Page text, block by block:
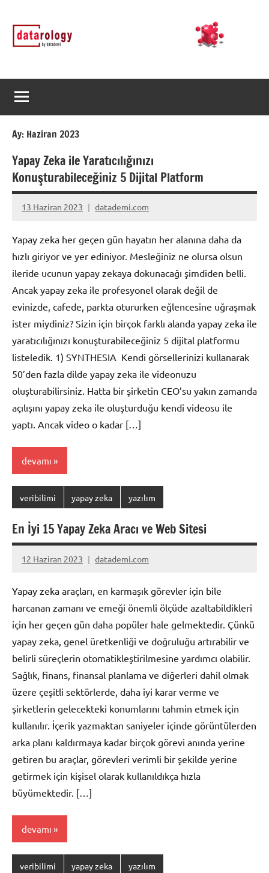
geçDATArology
by
rology
Ay: Haziran 2023
Yapay Zeka ile Yaratıcılığınızı
Konuşturabileceğiniz 5 Dijital Platform
13 Haziran 2023 datademi.com
Yorum
Yapay zeka her geçen gün hayatın her alanına daha da
hızlı giriyor ve yer ediniyor. Mesleğiniz ne olursa olsun
ileride ucunun yapay zekaya dokunacağı şimdiden belli.
Ancak yapay zeka ile profesyonel olarak değil de
evinizde, cafede, parkta otururken eğlencesine uğraşmak
ister miydiniz? Sizin için birçok farklı alanda yapay zeka ile
yaratıcılığınızı konuşturabileceğiniz 5 dijital platformu
listeledik. 1) SYNTHESIA Kendi görsellerinizi kullanarak
50’den fazla dilde yapay zeka ile videonuzu
oluşturabilirsiniz. Hatta bir şirketin CEO’su yakın zamanda
açılışını yapay zeka ile oluşturduğu kendi videosu ile
yaptı. Ancak video o kadar […]
devamı
veribilimi yapay zeka yazılım
En İyi 15 Yapay Zeka Aracı ve Web Sitesi
12 Haziran 2023 datademi.com
Yorum
Yapay zeka araçları, en karmaşık görevler için bile
harcanan zamanı ve emeği önemli ölçüde azaltabildikleri
için her geçen gün daha popüler hale gelmektedir. Çünkü
yapay zeka, genel üretkenliği ve doğruluğu artırabilir ve
belirli süreçlerin otomatikleştirilmesine yardımcı olabilir.
Sağlık, finans, finansal planlama ve diğerleri dahil olmak
üzere çeşitli sektörlerde, daha iyi karar verme ve
şirketlerin gelecekteki konumlarını tahmin etmek için
kullanılır. İçerik yazmaktan saniyeler içinde görüntülerden
arka planı kaldırmaya kadar birçok görevi anında yerine
getiren bu araçlar, görevleri verimli bir şekilde yerine
getirmek için kişisel olarak kullanıldıkça hızla
büyümektedir. […]
devamı
veribilimi yapay zeka yazılım